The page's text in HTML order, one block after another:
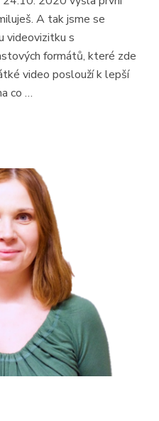
J
JSEM
A
O
ČEM
A tak jsme se
videovizitku s
formátů, které zde
video poslouží k lepší
co …